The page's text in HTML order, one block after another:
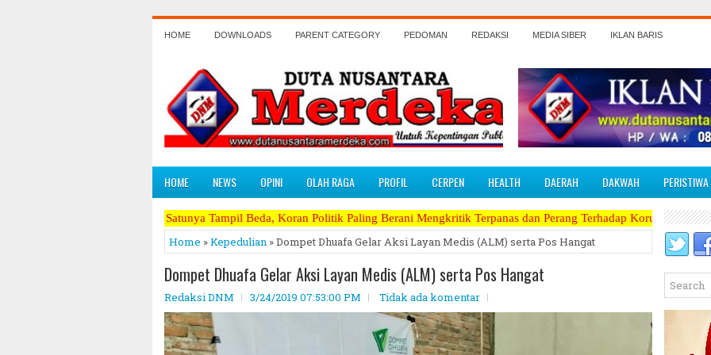
HOME DOWNLOADS PARENT CATEGORY PEDOMAN REDAKSI MEDIA SIBER IKLAN BARIS
HOME NEWS OPINI OLAH RAGA PROFIL CERPEN HEALTH DAERAH DAKWAH PERISTIWA
Satu - Satunya Tampil Beda, Koran Politik Paling Berani Mengkritik Terpanas dan Perang Terhadap Koruptor, Narkoba, Teroris
Home »Kepedulian » Dompet Dhuafa Gelar Aksi Layan Medis (ALM) serta Pos Hangat
Dompet Dhuafa Gelar Aksi Layan Medis (ALM) serta Pos Hangat
Redaksi DNM 3/24/2019 07:53:00 PM Tidak ada komentar